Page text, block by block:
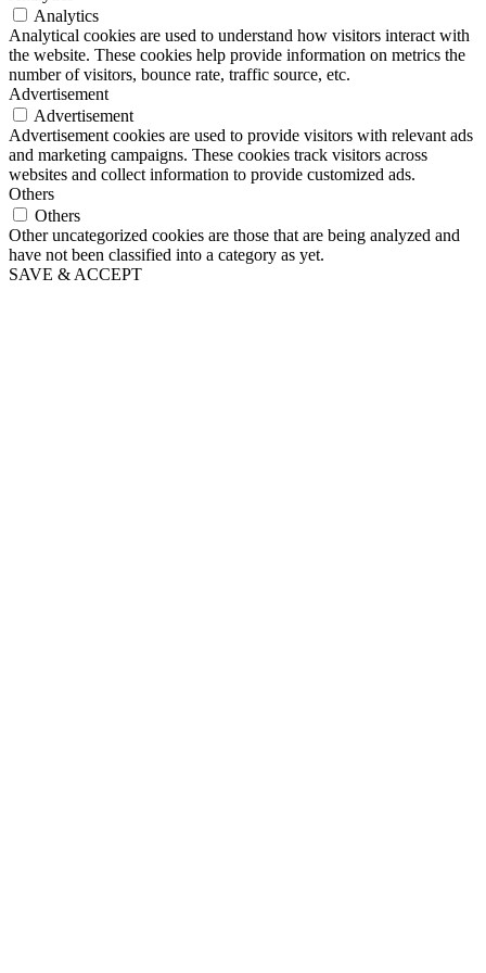
Analytics
Analytical cookies are used to understand how visitors interact with
the website. These cookies help provide information on metrics the
number of visitors, bounce rate, traffic source, etc.
Advertisement
Advertisement
Advertisement cookies are used to provide visitors with relevant ads
and marketing campaigns. These cookies track visitors across
websites and collect information to provide customized ads.
Others
Others
Other uncategorized cookies are those that are being analyzed and
have not been classified into a category as yet.
SAVE & ACCEPT